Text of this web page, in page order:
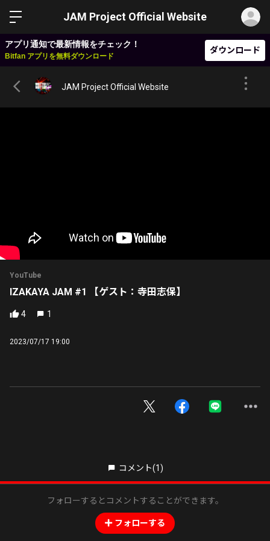
JAM Project Official Website
アプリ通知で最新情報をチェック！
Bitfan アプリを無料ダウンロード
ダウンロード
JAM Project Official Website
YouTube
IZAKAYA JAM #1 【ゲスト：寺田志保】
4 1
2023/07/17 19:00
コメント(1)
フォローするとコメントすることができます。
フォローする